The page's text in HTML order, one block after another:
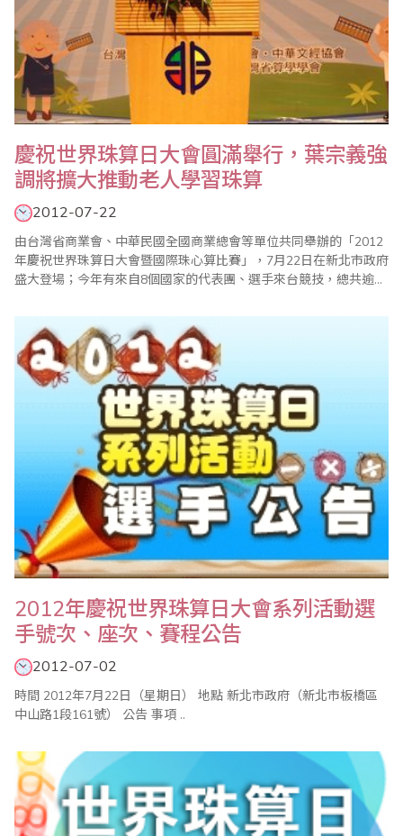
慶祝世界珠算日大會圓滿舉行，葉宗義強
調將擴大推動老人學習珠算
2012-07-22
由台灣省商業會、中華民國全國商業總會等單位共同舉辦的「2012
年慶祝世界珠算日大會暨國際珠心算比賽」，7月22日在新北市政府
盛大登場；今年有來自8個國家的代表團、選手來台競技，總共逾
長葉宗義(見左圖)致詞強調，珠算已成為每個人終身學習的有效工
具，省商會計畫進一步推動成立「台灣珠心算千人俱樂部」，以老
者為成員，藉以凸顯珠心算可以有效防止老..
2012年慶祝世界珠算日大會系列活動選
手號次、座次、賽程公告
2012-07-02
時間 2012年7月22日（星期日） 地點 新北市政府（新北市板橋區
中山路1段161號） 公告 事項 ..